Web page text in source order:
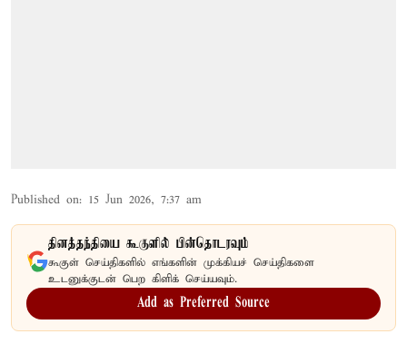
Published on: 15 Jun 2026, 7:37 am
தினத்தந்தியை கூகுளில் பின்தொடரவும்
கூகுள் செய்திகளில் எங்களின் முக்கியச் செய்திகளை
உடனுக்குடன் பெற கிளிக் செய்யவும்.
Add as Preferred Source